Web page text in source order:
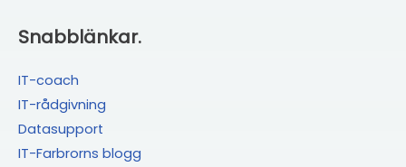
Snabblänkar.
IT-coach
IT-rådgivning
Datasupport
IT-Farbrorns blogg